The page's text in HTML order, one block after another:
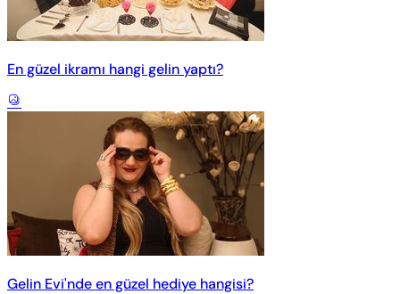
En güzel ikramı hangi gelin yaptı?
Gelin Evi'nde en güzel hediye hangisi?